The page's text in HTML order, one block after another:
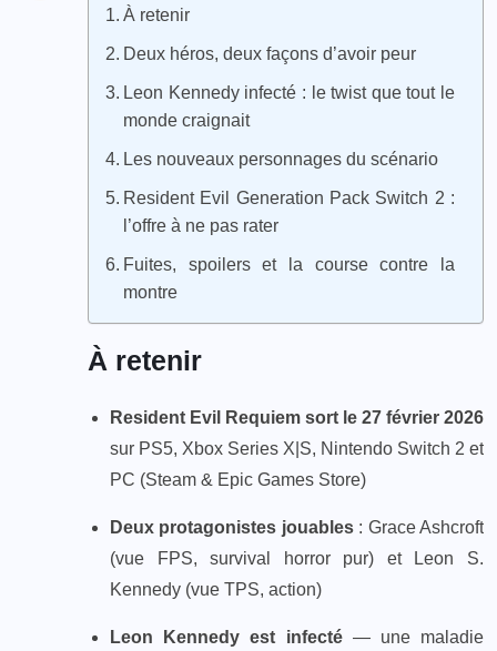
À retenir
Deux héros, deux façons d’avoir peur
Leon Kennedy infecté : le twist que tout le
monde craignait
Les nouveaux personnages du scénario
Resident Evil Generation Pack Switch 2 :
l’offre à ne pas rater
Fuites, spoilers et la course contre la
montre
À retenir
Resident Evil Requiem sort le 27 février 2026
sur PS5, Xbox Series X|S, Nintendo Switch 2 et
PC (Steam & Epic Games Store)
Deux protagonistes jouables: Grace Ashcroft
(vue FPS, survival horror pur) et Leon S.
Kennedy (vue TPS, action)
Leon Kennedy est infecté— une maladie